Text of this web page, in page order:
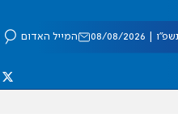
08/2026 המייל האדום